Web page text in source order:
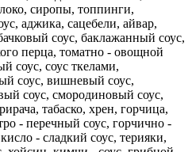
сиропы, топпинги,
аджика, сацебели, айвар,
соус, баклажанный соус,
перца, томатно - овощной
соус, соус ткелами,
соус, вишневый соус,
соус, смородиновый соус,
табаско, хрен, горчица,
- перечный соус, горчично -
- сладкий соус, терияки,